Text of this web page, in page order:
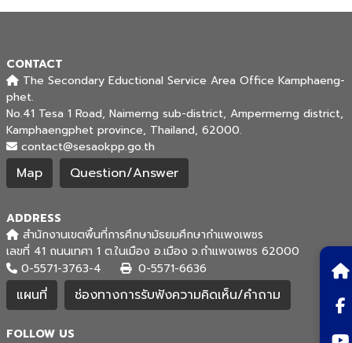
CONTACT
The Secondary Eductional Service Area Office Kamphaeng-
phet.
No.41 Tesa 1 Road, Naimerng sub-district, Ampermerng district,
Kamphaengphet province, Thailand, 62000.
contact@sesaokpp.go.th
Map Question/Answer
ADDRESS
สำนักงานเขตพื้นที่การศึกษามัธยมศึกษากำแพงเพชร
เลขที่ 41 ถนนเทศา 1 ต.ในเมือง อ.เมือง จ.กำแพงเพชร 62000
0-5571-3763-4
0-5571-6636
แผนที่ ช่องทางการรับฟังความคิดเห็น/คำถาม
FOLLOW US